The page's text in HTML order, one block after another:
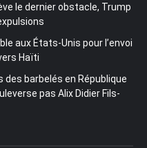
le dernier obstacle, Trump
aux États-Unis pour l’envoi
Haïti
barbelés en République
pas Alix Didier Fils-